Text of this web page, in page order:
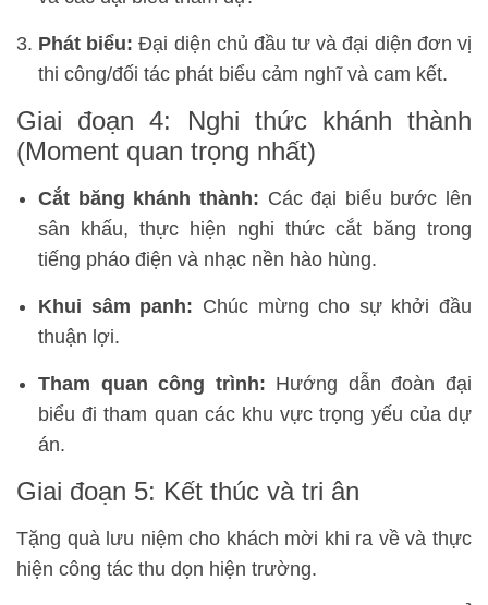
Phát biểu: Đại diện chủ đầu tư và đại diện đơn vị
thi công/đối tác phát biểu cảm nghĩ và cam kết.
Giai đoạn 4: Nghi thức khánh thành
(Moment quan trọng nhất)
Cắt băng khánh thành: Các đại biểu bước lên
sân khấu, thực hiện nghi thức cắt băng trong
tiếng pháo điện và nhạc nền hào hùng.
Khui sâm panh: Chúc mừng cho sự khởi đầu
thuận lợi.
Tham quan công trình: Hướng dẫn đoàn đại
biểu đi tham quan các khu vực trọng yếu của dự
án.
Giai đoạn 5: Kết thúc và tri ân
Tặng quà lưu niệm cho khách mời khi ra về và thực
hiện công tác thu dọn hiện trường.